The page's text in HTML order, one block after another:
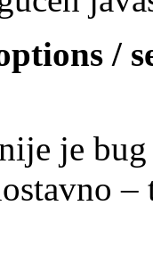
/
je bug